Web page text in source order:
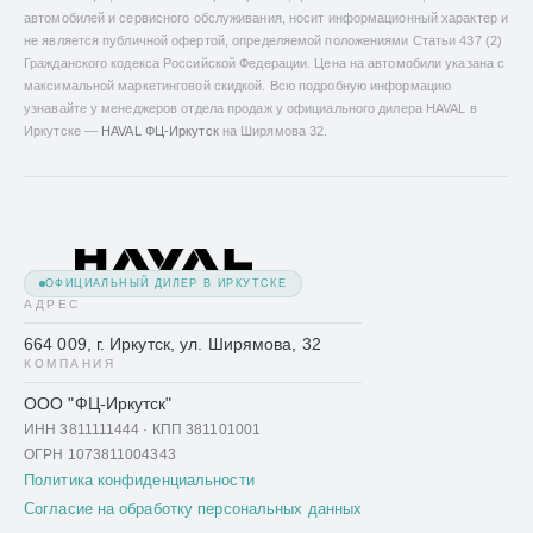
автомобилей и сервисного обслуживания, носит информационный характер и
не является публичной офертой, определяемой положениями Статьи 437 (2)
Гражданского кодекса Российской Федерации. Цена на автомобили указана с
максимальной маркетинговой скидкой. Всю подробную информацию
узнавайте у менеджеров отдела продаж у официального дилера HAVAL в
Иркутске — HAVAL ФЦ-Иркутскна Ширямова 32.
ОФИЦИАЛЬНЫЙ ДИЛЕР В ИРКУТСКЕ
АДРЕС
664 009, г. Иркутск, ул. Ширямова, 32
КОМПАНИЯ
ООО "ФЦ-Иркутск"
ИНН 3811111444 · КПП 381101001
ОГРН 1073811004343
Политика конфиденциальности
Согласие на обработку персональных данных